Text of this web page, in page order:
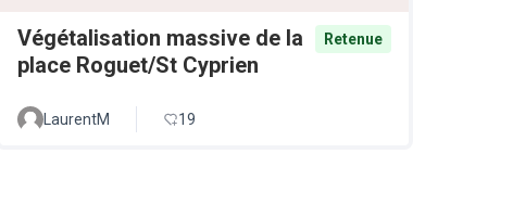
Végétalisation massive de la
place Roguet/St Cyprien
Retenue
LaurentM 19